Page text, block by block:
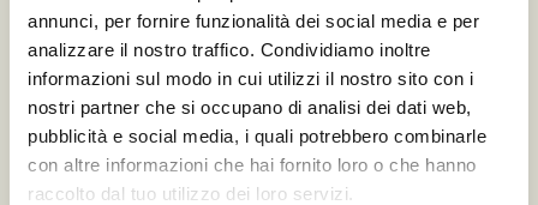
annunci, per fornire funzionalità dei social media e per
analizzare il nostro traffico. Condividiamo inoltre
informazioni sul modo in cui utilizzi il nostro sito con i
nostri partner che si occupano di analisi dei dati web,
pubblicità e social media, i quali potrebbero combinarle
con altre informazioni che hai fornito loro o che hanno
raccolto dal tuo utilizzo dei loro servizi.